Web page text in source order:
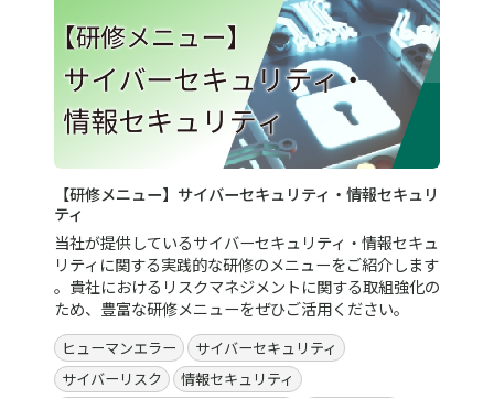
【研修メニュー】サイバーセキュリティ・情報セキュリ
ティ
当社が提供しているサイバーセキュリティ・情報セキュ
リティに関する実践的な研修のメニューをご紹介します
。貴社におけるリスクマネジメントに関する取組強化の
ため、豊富な研修メニューをぜひご活用ください。
ヒューマンエラー
サイバーセキュリティ
サイバーリスク
情報セキュリティ